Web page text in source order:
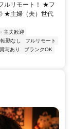
ルリモート！ ★フ
★主婦（夫）世代
主夫歓迎
転勤なし
フルリモート
賞与あり
ブランクOK